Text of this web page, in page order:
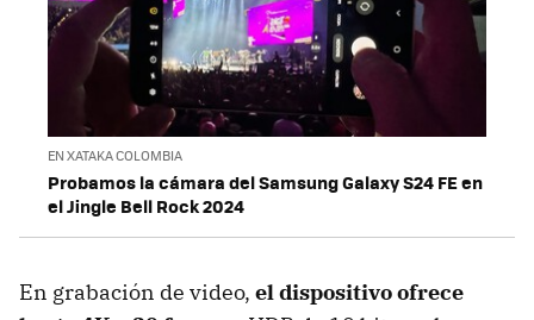
EN XATAKA COLOMBIA
Probamos la cámara del Samsung Galaxy S24 FE en
el Jingle Bell Rock 2024
En grabación de video, el dispositivo ofrece